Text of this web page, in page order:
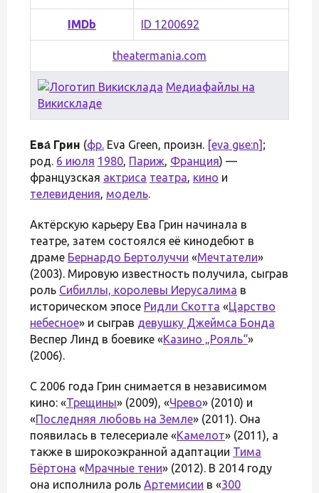
IMDb ID 1200692
theatermania.com
Медиафайлы на
Викискладе
Ева́ Грин (фр. Eva Green, произн. [eva gʁe:n] ;
род. 6 июля 1980, Париж, Франция) —
французская актриса театра, кино и
телевидения, модель.
Актёрскую карьеру Ева Грин начинала в
театре, затем состоялся её кинодебют в
драме Бернардо Бертолуччи «Мечтатели»
(2003). Мировую известность получила, сыграв
роль Сибиллы, королевы Иерусалима в
историческом эпосе Ридли Скотта «Царство
небесное» и сыграв девушку Джеймса Бонда
Веспер Линд в боевике «Казино „Рояль“»
(2006).
С 2006 года Грин снимается в независимом
кино: «Трещины» (2009), «Чрево» (2010) и
«Последняя любовь на Земле» (2011). Она
появилась в телесериале «Камелот» (2011), а
также в широкоэкранной адаптации Тима
Бёртона «Мрачные тени» (2012). В 2014 году
она исполнила роль Артемисии в «300